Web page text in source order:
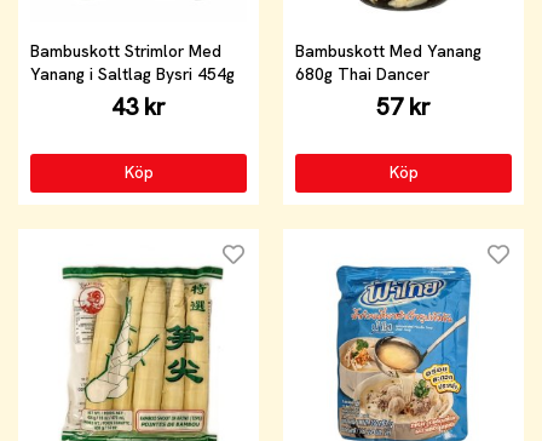
Bambuskott Strimlor Med
Yanang i Saltlag Bysri 454g
43 kr
Köp
Bambuskott Med Yanang
680g Thai Dancer
57 kr
Köp